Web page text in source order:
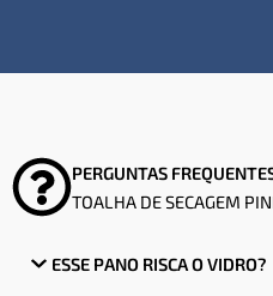
PERGUNTAS
TOALHA DE SECAGEM
ESSE PANO RISCA O VIDRO?